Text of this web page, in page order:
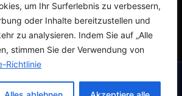
um Ihr Surferlebnis zu verbessern,
oder Inhalte bereitzustellen und
zu analysieren. Indem Sie auf „Alle
stimmen Sie der Verwendung von
Richtlinie
per WhatsApp melden ➔